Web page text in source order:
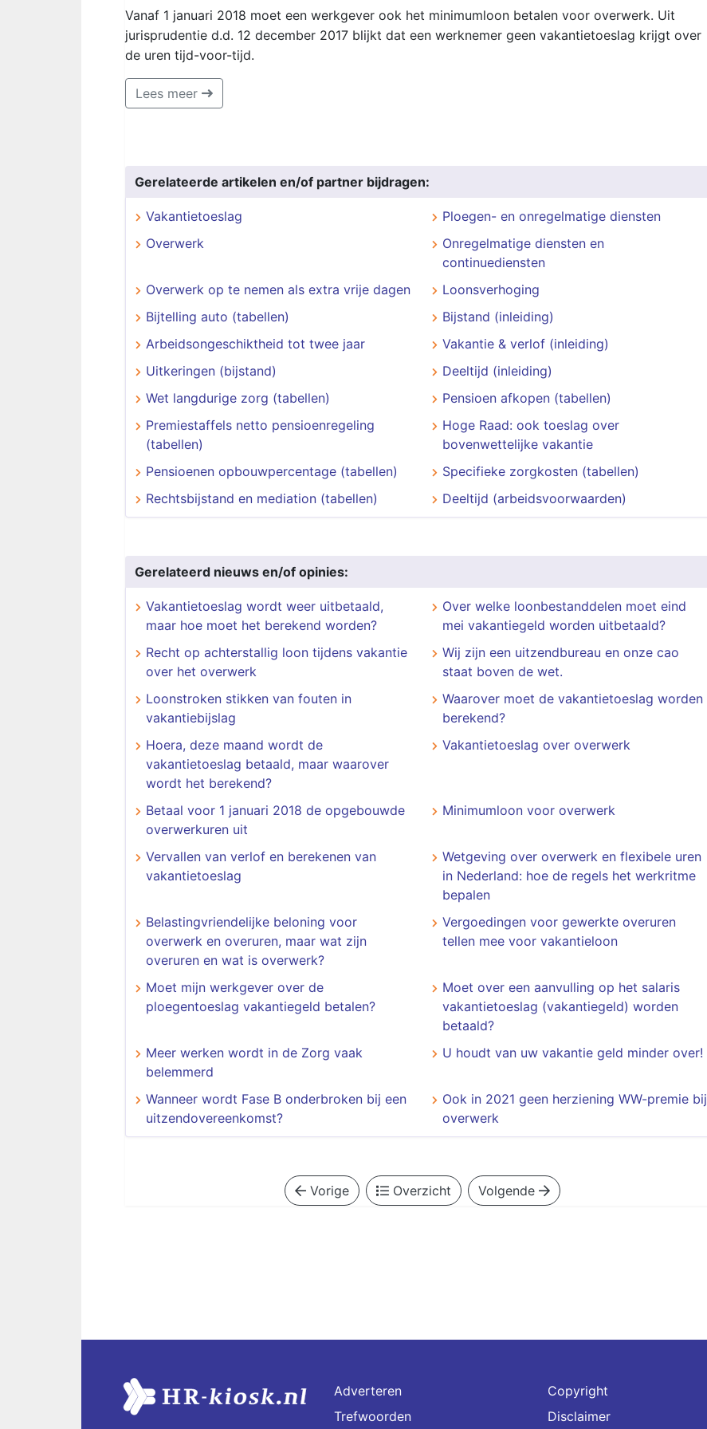
Vanaf 1 januari 2018 moet een werkgever ook het minimumloon betalen voor overwerk. Uit
jurisprudentie d.d. 12 december 2017 blijkt dat een werknemer geen vakantietoeslag krijgt over
de uren tijd-voor-tijd.
Lees meer
Gerelateerde artikelen en/of partner bijdragen:
Vakantietoeslag
Ploegen- en onregelmatige diensten
Overwerk
Onregelmatige diensten en
continuediensten
Overwerk op te nemen als extra vrije dagen
Loonsverhoging
Bijtelling auto (tabellen)
Bijstand (inleiding)
Arbeidsongeschiktheid tot twee jaar
Vakantie & verlof (inleiding)
Uitkeringen (bijstand)
Deeltijd (inleiding)
Wet langdurige zorg (tabellen)
Pensioen afkopen (tabellen)
Premiestaffels netto pensioenregeling
(tabellen)
Hoge Raad: ook toeslag over
bovenwettelijke vakantie
Pensioenen opbouwpercentage (tabellen)
Specifieke zorgkosten (tabellen)
Rechtsbijstand en mediation (tabellen)
Deeltijd (arbeidsvoorwaarden)
Gerelateerd nieuws en/of opinies:
Vakantietoeslag wordt weer uitbetaald,
maar hoe moet het berekend worden?
Over welke loonbestanddelen moet eind
mei vakantiegeld worden uitbetaald?
Recht op achterstallig loon tijdens vakantie
over het overwerk
Wij zijn een uitzendbureau en onze cao
staat boven de wet.
Loonstroken stikken van fouten in
vakantiebijslag
Waarover moet de vakantietoeslag worden
berekend?
Hoera, deze maand wordt de
vakantietoeslag betaald, maar waarover
wordt het berekend?
Vakantietoeslag over overwerk
Betaal voor 1 januari 2018 de opgebouwde
overwerkuren uit
Minimumloon voor overwerk
Vervallen van verlof en berekenen van
vakantietoeslag
Wetgeving over overwerk en flexibele uren
in Nederland: hoe de regels het werkritme
bepalen
Belastingvriendelijke beloning voor
overwerk en overuren, maar wat zijn
overuren en wat is overwerk?
Vergoedingen voor gewerkte overuren
tellen mee voor vakantieloon
Moet mijn werkgever over de
ploegentoeslag vakantiegeld betalen?
Moet over een aanvulling op het salaris
vakantietoeslag (vakantiegeld) worden
betaald?
Meer werken wordt in de Zorg vaak
belemmerd
U houdt van uw vakantie geld minder over!
Wanneer wordt Fase B onderbroken bij een
uitzendovereenkomst?
Ook in 2021 geen herziening WW-premie bij
overwerk
Vorige Overzicht Volgende
Adverteren
Trefwoorden
Copyright
Disclaimer